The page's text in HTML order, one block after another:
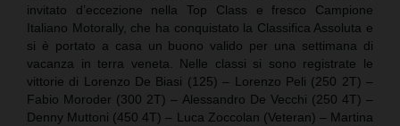
invitato d’eccezione nella Top Class e fresco Campione
Italiano Motorally, che ha conquistato la Classifica Assoluta e
si è portato a casa un buono valido per una settimana di
vacanza in terra veneta. Nelle classi si sono registrate le
vittorie di Lorenzo De Biasi (125) – Lorenzo Peli (250 2T) –
Fabio Moroder (300 2T) – Alessandro De Vecchi (250 4T) –
Denny Muttoni (450 4T) – Luca Zoccolan (Veteran) – Martina